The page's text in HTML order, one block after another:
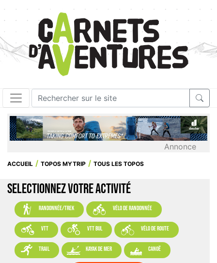
Annonce
ACCUEIL TOPOS MYTRIP TOUS LES TOPOS
SELECTIONNEZ VOTRE ACTIVITÉ
 randonnée/trek  vélo de randonnée
 VTT  VTT BUL  vélo de route
 trail  kayak de mer  canoë